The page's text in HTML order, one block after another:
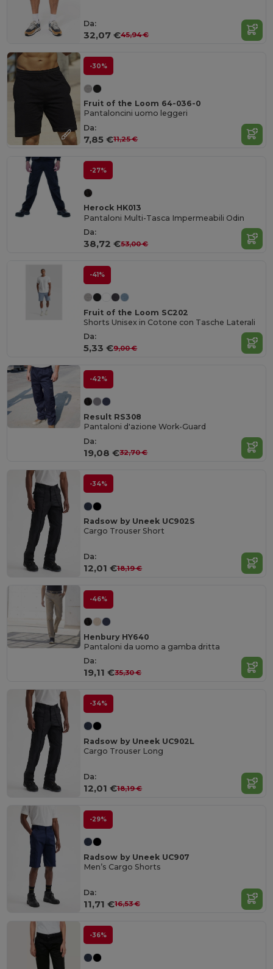
Da:
32,07 €45,94 €
-30%
Fruit of the Loom 64-036-0
Pantaloncini uomo leggeri
Da:
7,85 €11,25 €
-27%
Herock HK013
Pantaloni Multi-Tasca Impermeabili Odin
Da:
38,72 €53,00 €
-41%
Fruit of the Loom SC202
Shorts Unisex in Cotone con Tasche Laterali
Da:
5,33 €9,00 €
-42%
Result RS308
Pantaloni d'azione Work-Guard
Da:
19,08 €32,70 €
-34%
Radsow by Uneek UC902S
Cargo Trouser Short
Da:
12,01 €18,19 €
-46%
Henbury HY640
Pantaloni da uomo a gamba dritta
Da:
19,11 €35,30 €
-34%
Radsow by Uneek UC902L
Cargo Trouser Long
Da:
12,01 €18,19 €
-29%
Radsow by Uneek UC907
Men’s Cargo Shorts
Da:
11,71 €16,53 €
-36%